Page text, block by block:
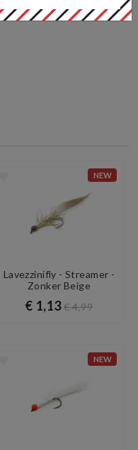
NEW
Lavezzinifly - Streamer -
Zonker Beige
€ 1,13€ 4,99
NEW